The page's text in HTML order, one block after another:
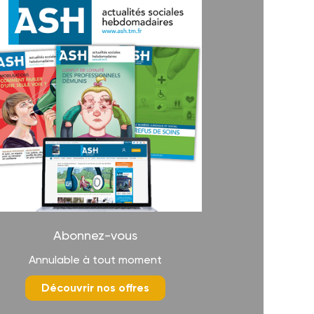
Abonnez-vous
Annulable à tout moment
Découvrir nos offres